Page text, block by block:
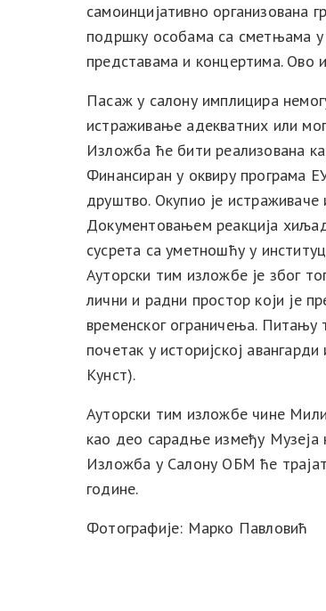
самоинцијативно организована
подршку особама са сметњама у
представама и концертима. Ово
Пасаж у салону имплицира
истраживање адекватних или
Изложба ће бити реализована
Финансиран у оквиру програма
друштво. Окупио је
Документовањем реакција
сусрета са уметношћу у
Ауторски тим изложбе је због
лични и радни простор који је
временског ограничења.
почетак у историјској
Кунст).
Ауторски тим изложбе чине
као део сарадње између Музеја
Изложба у Салону ОБМ ће
године.
Фотографије: Марко Павловић